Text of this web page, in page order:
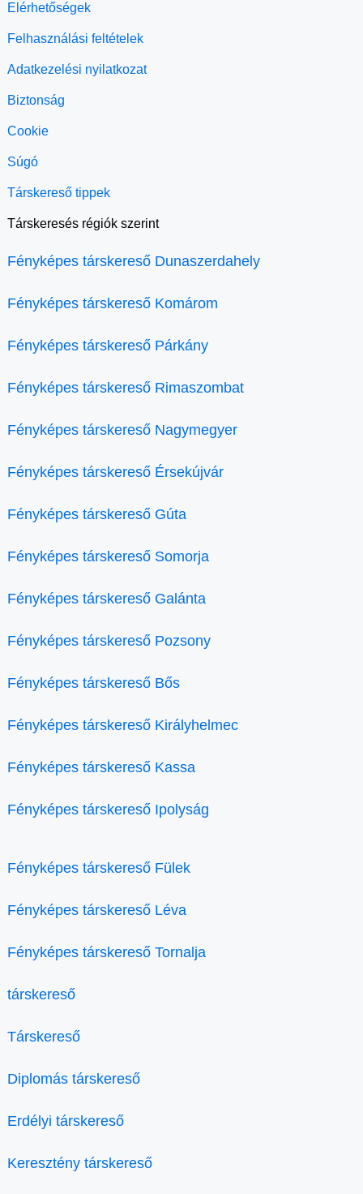
Elérhetőségek
Felhasználási feltételek
Adatkezelési nyilatkozat
Biztonság
Cookie
Súgó
Társkereső tippek
Társkeresés régiók szerint
Fényképes társkereső Dunaszerdahely
Fényképes társkereső Komárom
Fényképes társkereső Párkány
Fényképes társkereső Rimaszombat
Fényképes társkereső Nagymegyer
Fényképes társkereső Érsekújvár
Fényképes társkereső Gúta
Fényképes társkereső Somorja
Fényképes társkereső Galánta
Fényképes társkereső Pozsony
Fényképes társkereső Bős
Fényképes társkereső Királyhelmec
Fényképes társkereső Kassa
Fényképes társkereső Ipolyság
Fényképes társkereső Fülek
Fényképes társkereső Léva
Fényképes társkereső Tornalja
társkereső
Társkereső
Diplomás társkereső
Erdélyi társkereső
Keresztény társkereső